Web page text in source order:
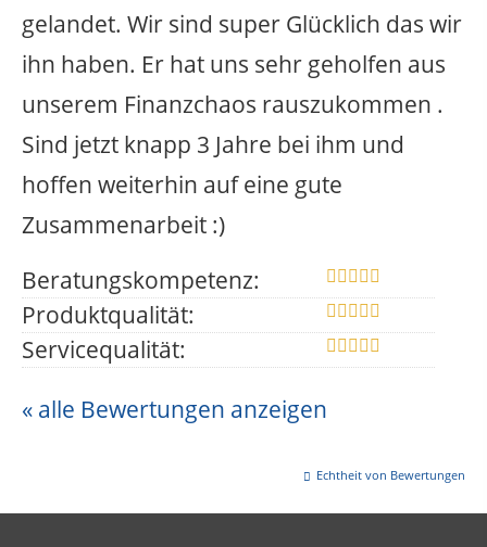
gelandet. Wir sind super Glücklich das wir
ihn haben. Er hat uns sehr geholfen aus
unserem Finanzchaos rauszukommen .
Sind jetzt knapp 3 Jahre bei ihm und
hoffen weiterhin auf eine gute
Zusammenarbeit :)
Beratungskompetenz:
Produktqualität:
Servicequalität:
« alle Bewertungen anzeigen
Echtheit von Bewertungen